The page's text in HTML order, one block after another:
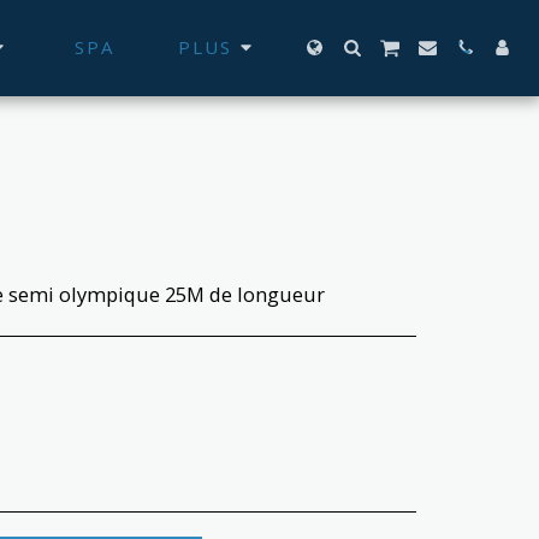
SPA PLUS
semi olympique 25M de longueur